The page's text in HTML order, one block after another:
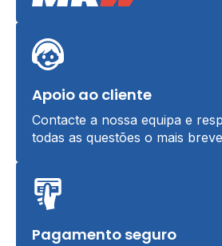
Apoio ao cliente
Contacte a nossa equipa e
todas as questões o mais
Pagamento seguro